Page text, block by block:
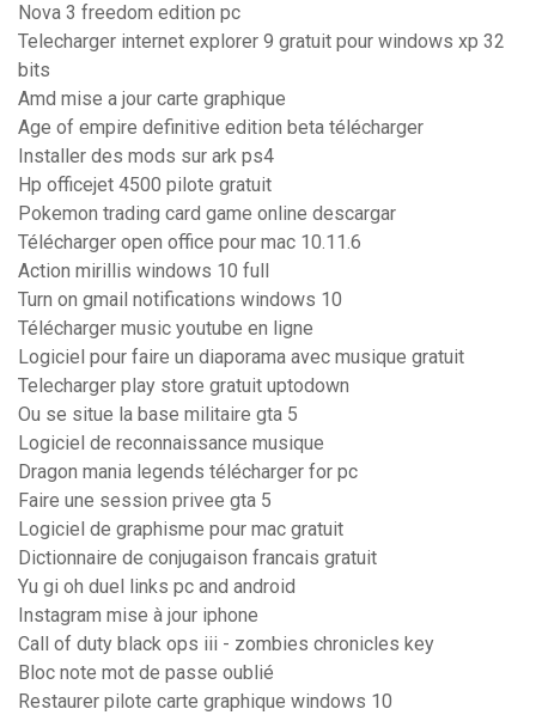
Nova 3 freedom edition pc
Telecharger internet explorer 9 gratuit pour windows xp 32
bits
Amd mise a jour carte graphique
Age of empire definitive edition beta télécharger
Installer des mods sur ark ps4
Hp officejet 4500 pilote gratuit
Pokemon trading card game online descargar
Télécharger open office pour mac 10.11.6
Action mirillis windows 10 full
Turn on gmail notifications windows 10
Télécharger music youtube en ligne
Logiciel pour faire un diaporama avec musique gratuit
Telecharger play store gratuit uptodown
Ou se situe la base militaire gta 5
Logiciel de reconnaissance musique
Dragon mania legends télécharger for pc
Faire une session privee gta 5
Logiciel de graphisme pour mac gratuit
Dictionnaire de conjugaison francais gratuit
Yu gi oh duel links pc and android
Instagram mise à jour iphone
Call of duty black ops iii - zombies chronicles key
Bloc note mot de passe oublié
Restaurer pilote carte graphique windows 10